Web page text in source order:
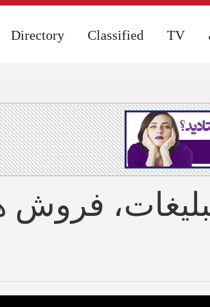
Directory Classified TV
Directory Classified TV
تبلیغات،